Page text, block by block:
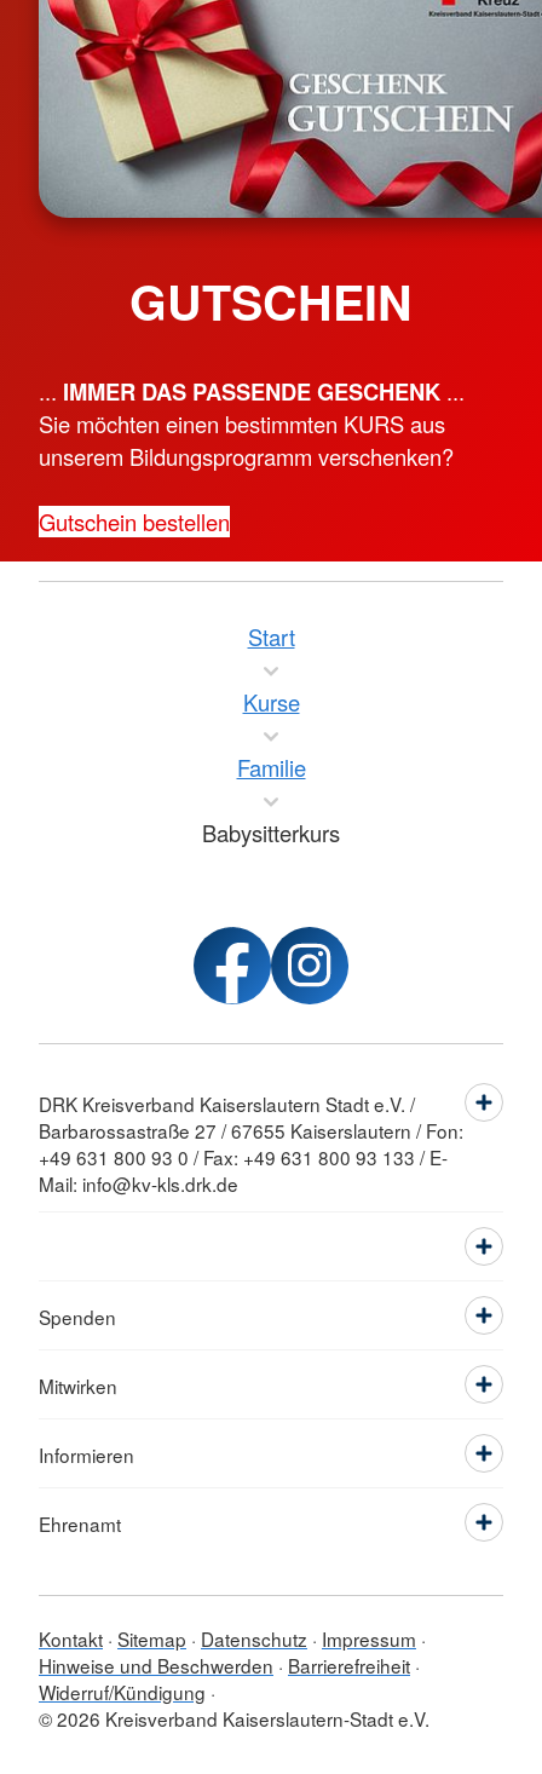
GUTSCHEIN
... IMMER DAS PASSENDE GESCHENK ...
Sie möchten einen bestimmten KURS aus
unserem Bildungsprogramm verschenken?
Gutschein bestellen
Start
Kurse
Familie
Babysitterkurs
DRK Kreisverband Kaiserslautern Stadt e.V. /
Barbarossastraße 27 / 67655 Kaiserslautern / Fon:
+49 631 800 93 0 / Fax: +49 631 800 93 133 / E-
Mail: info@kv-kls.drk.de
Spenden
Mitwirken
Informieren
Ehrenamt
Kontakt Sitemap Datenschutz
Impressum
Hinweise und Beschwerden
Barrierefreiheit
Widerruf/Kündigung
© 2026 Kreisverband Kaiserslautern-Stadt e.V.